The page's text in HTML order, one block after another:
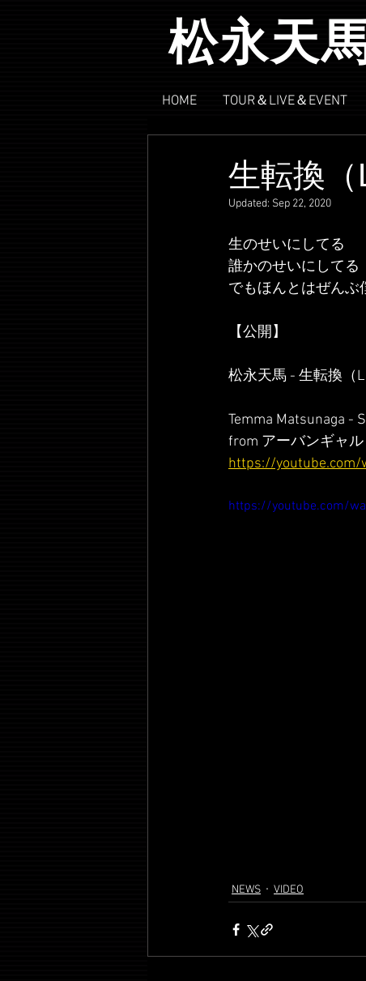
松永天
HOME TOUR＆LIVE＆EVENT
生転換（
Updated: Sep 22, 2020
生のせいにしてる
誰かのせいにしてる
でもほんとはぜんぶ
【公開】
松永天馬 - 生転換（
Temma Matsunaga -
from アーバンギャル
https://youtube.com/
https://youtube.com/
NEWS VIDEO